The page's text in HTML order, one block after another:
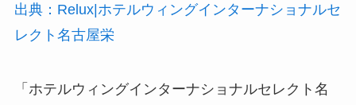
出典：Relux|ホテルウィングインターナショナルセ
レクト名古屋栄
「ホテルウィングインターナショナルセレクト名